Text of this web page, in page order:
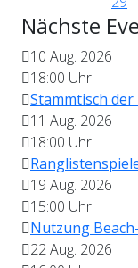
Nächste
10 Aug. 2026
18:00 Uhr
Stammtisch
11 Aug. 2026
18:00 Uhr
19 Aug. 2026
15:00 Uhr
Nutzung
22 Aug. 2026